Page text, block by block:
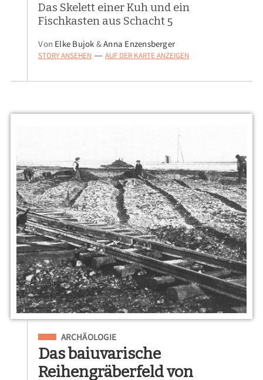
Das Skelett einer Kuh und ein
Fischkasten aus Schacht 5
Von Elke Bujok &Anna Enzensberger
STORY ANSEHEN — AUF DER KARTE ANZEIGEN
Eingeordnet unter
ARCHÄOLOGIE
Das baiuvarische
Reihengräberfeld von